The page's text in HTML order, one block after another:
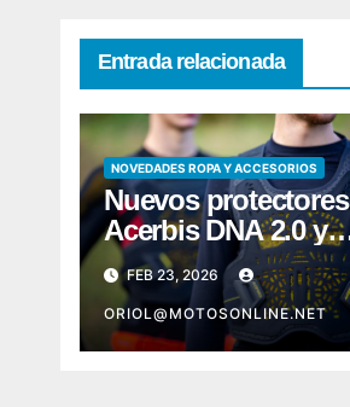
Entrada relacionada
NOVEDADES ROPA Y ACCESORIOS
Nuevos protectores
Acerbis DNA 2.0 y
Plasma 2.0
FEB 23, 2026
ORIOL@MOTOSONLINE.NET